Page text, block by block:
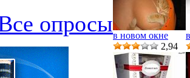
опросыв новом окне
2,94